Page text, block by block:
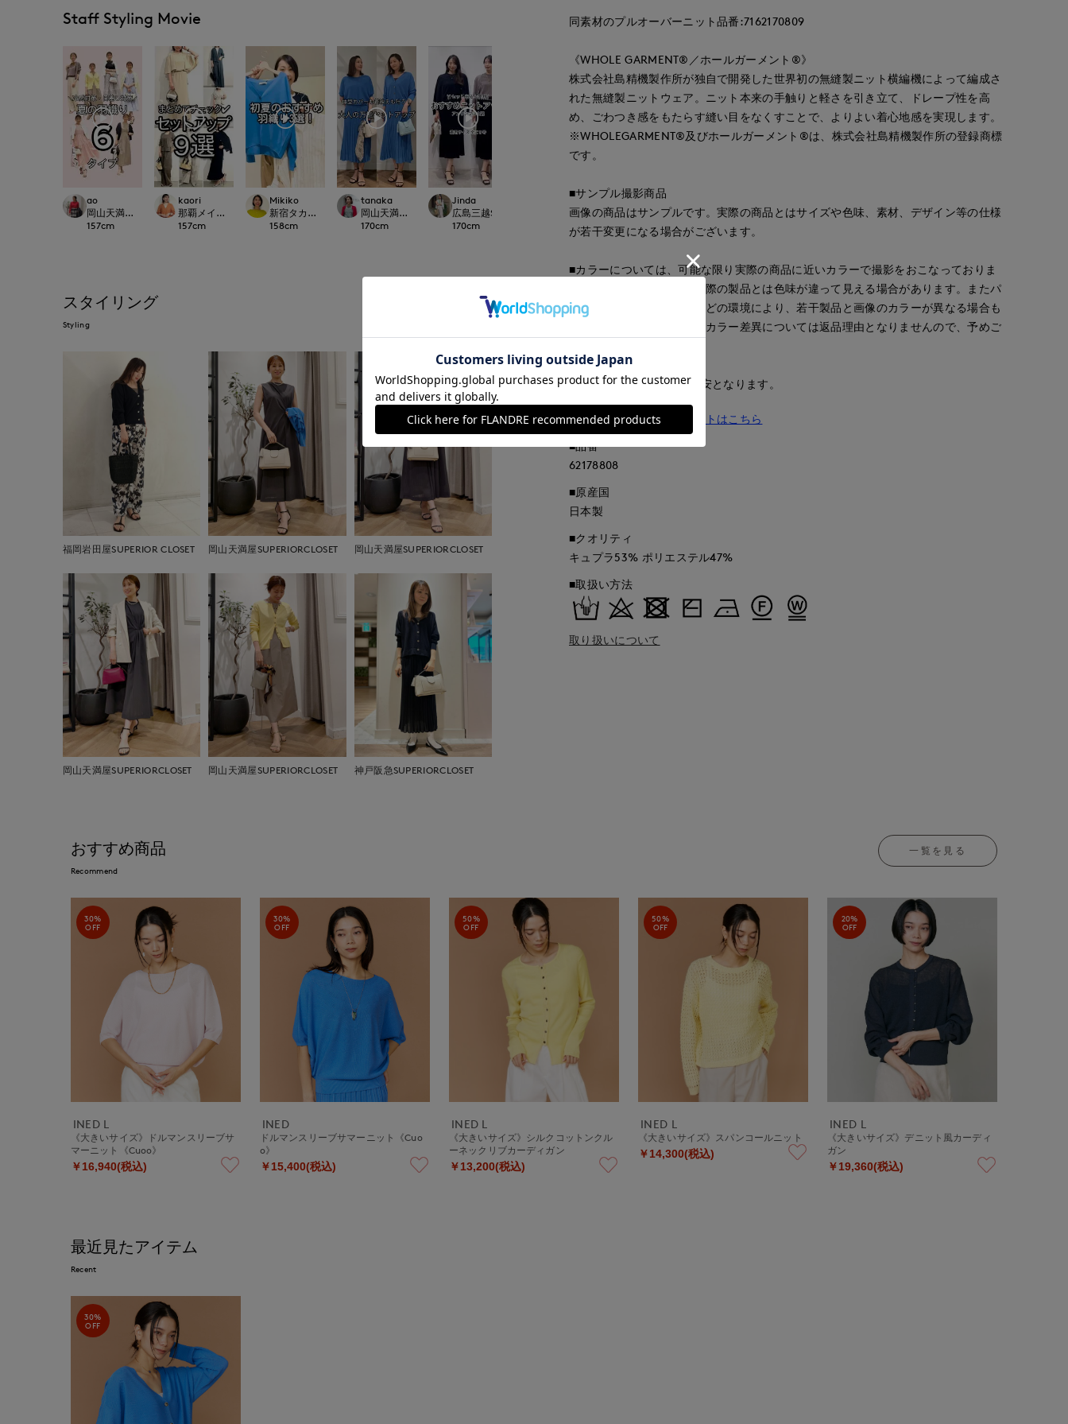
Staff Styling Movie
ao
岡山天満屋SUPERIORCLOSET
157cm
kaori
那覇メインプレイスI.T.'S.international
157cm
Mikiko
新宿タカシマヤSUPERIOR CLOSET
158cm
tanaka
岡山天満屋SUPERIORCLOSET
170cm
Jinda
広島三越SUPERIORCLOSET
170cm
岡山天満屋SUPERIORCLOSET
ao
岡山天満屋SUPERIORCLOSET
157
cm
広島三越SUPERIORCLOSET
158
cm
岡山天満屋SUPERIORCLOSET岡山天満屋SUPERIORCLOSET
スタイリング
Styling
福岡岩田屋SUPERIOR CLOSET 岡山天満屋SUPERIORCLOSET 岡山天満屋SUPERIORCLOSET
岡山天満屋SUPERIORCLOSET 岡山天満屋SUPERIORCLOSET 神戸阪急SUPERIORCLOSET
同素材のプルオーバーニット品番:7162170809
《WHOLE GARMENT®／ホールガーメント®》
株式会社島精機製作所が独自で開発した世界初の無縫製ニット横編機によって編成さ
れた無縫製ニットウェア。ニット本来の手触りと軽さを引き立て、ドレープ性を高
め、ごわつき感をもたらす縫い目をなくすことで、よりよい着心地感を実現します。
※WHOLEGARMENT®及びホールガーメント®は、株式会社島精機製作所の登録商標
です。
■サンプル撮影商品
画像の商品はサンプルです。実際の商品とはサイズや色味、素材、デザイン等の仕様
が若干変更になる場合がございます。
■カラーについては、可能な限り実際の商品に近いカラーで撮影をおこなっておりま
すが、照明の関係により実際の製品とは色味が違って見える場合があります。またパ
ソコン・スマートフォンなどの環境により、若干製品と画像のカラーが異なる場合も
ございます。現物と画像のカラー差異については返品理由となりませんので、予めご
■サイズ表記はあくまで目安となります。
同素材のプルオーバーニットはこちら
■品番
62178808
■原産国
日本製
■クオリティ
キュプラ53% ポリエステル47%
■取扱い方法
取り扱いについて
おすすめ商品
Recommend
一覧を見る
30%
OFF
INED L
《大きいサイズ》ドルマンスリーブサ
マーニット《Cuoo》
￥16,940(税込)
30%
OFF
INED
ドルマンスリーブサマーニット《Cuo
o》
￥15,400(税込)
50%
OFF
INED L
《大きいサイズ》シルクコットンクル
ーネックリブカーディガン
￥13,200(税込)
50%
OFF
INED L
《大きいサイズ》スパンコールニット
￥14,300(税込)
20%
OFF
INED L
《大きいサイズ》デニット風カーディ
ガン
￥19,360(税込)
最近見たアイテム
Recent
30%
OFF